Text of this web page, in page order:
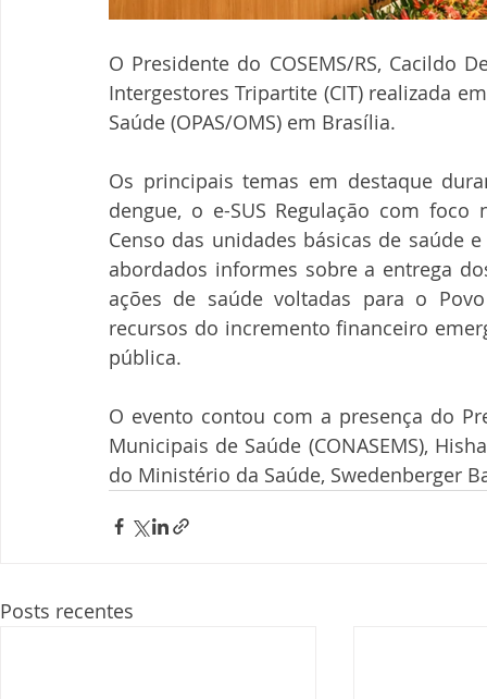
O Presidente do COSEMS/RS, Cacildo
Intergestores Tripartite (CIT) realizada
Saúde (OPAS/OMS) em Brasília.
Os principais temas em destaque
dengue, o e-SUS Regulação com
Censo das unidades básicas de saúde
abordados informes sobre a entrega
ações de saúde voltadas para o
recursos do incremento financeiro
pública.
O evento contou com a presença do
Municipais de Saúde (CONASEMS),
do Ministério da Saúde, Swedenberger
Posts recentes